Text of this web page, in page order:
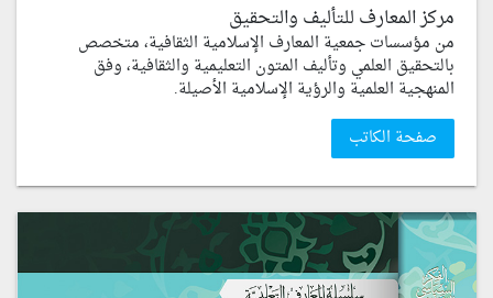
مركز المعارف للتأليف والتحقيق
من مؤسسات جمعية المعارف الإسلامية الثقافية، متخصص
بالتحقيق العلمي وتأليف المتون التعليمية والثقافية، وفق
المنهجية العلمية والرؤية الإسلامية الأصيلة.
صفحة الكاتب